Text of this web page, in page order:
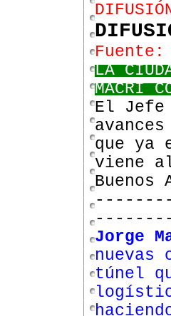
LA
MACRI
El Jefe
que ya
viene
Jorge
nuevas
túnel